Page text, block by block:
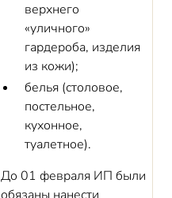
верхнего
«уличного»
гардероба, изделия
из кожи);
белья (столовое,
постельное,
кухонное,
туалетное).
До 01 февраля ИП были